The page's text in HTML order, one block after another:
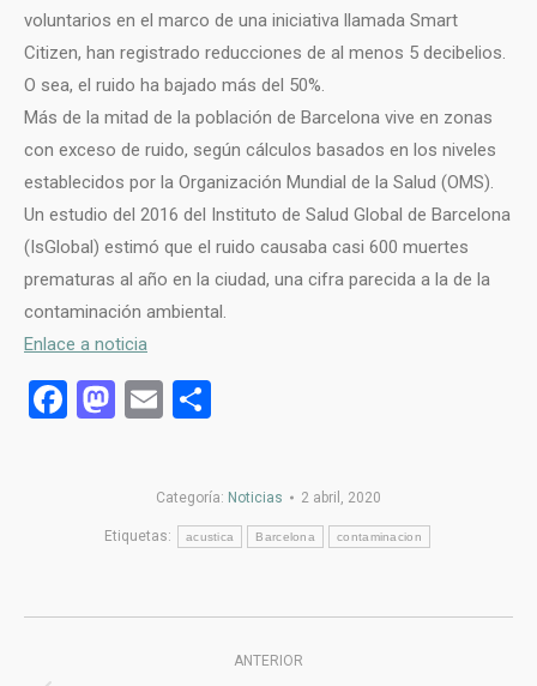
voluntarios en el marco de una iniciativa llamada Smart
Citizen, han registrado reducciones de al menos 5 decibelios.
O sea, el ruido ha bajado más del 50%.
Más de la mitad de la población de Barcelona vive en zonas
con exceso de ruido, según cálculos basados en los niveles
establecidos por la Organización Mundial de la Salud (OMS).
Un estudio del 2016 del Instituto de Salud Global de Barcelona
(IsGlobal) estimó que el ruido causaba casi 600 muertes
prematuras al año en la ciudad, una cifra parecida a la de la
contaminación ambiental.
Enlace a noticia
Facebook
Mastodon
Email
Categoría: Noticias 2 abril, 2020
Etiquetas: acustica Barcelona contaminacion
ANTERIOR